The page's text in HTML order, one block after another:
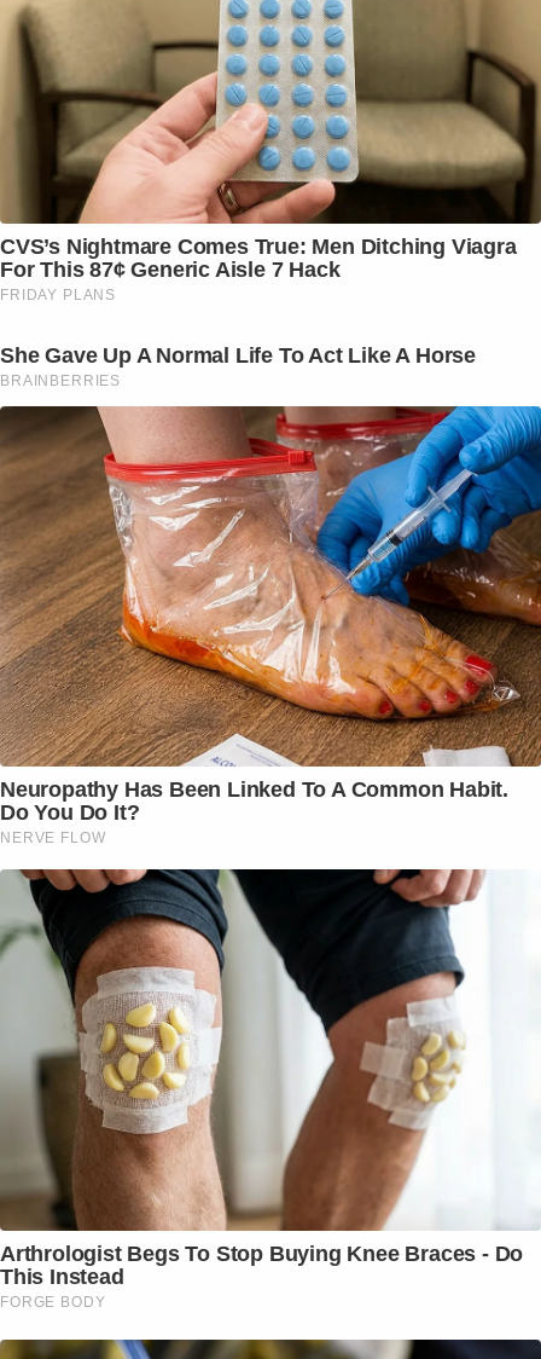
CVS’s Nightmare Comes True: Men Ditching Viagra
For This 87¢ Generic Aisle 7 Hack
FRIDAY PLANS
She Gave Up A Normal Life To Act Like A Horse
BRAINBERRIES
Neuropathy Has Been Linked To A Common Habit.
Do You Do It?
NERVE FLOW
Arthrologist Begs To Stop Buying Knee Braces - Do
This Instead
FORGE BODY